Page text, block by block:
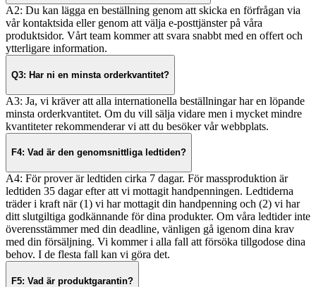
A2: Du kan lägga en beställning genom att skicka en förfrågan via
vår kontaktsida eller genom att välja e-posttjänster på våra
produktsidor. Vårt team kommer att svara snabbt med en offert och
ytterligare information.
Q3: Har ni en minsta orderkvantitet?
A3: Ja, vi kräver att alla internationella beställningar har en löpande
minsta orderkvantitet. Om du vill sälja vidare men i mycket mindre
kvantiteter rekommenderar vi att du besöker vår webbplats.
F4: Vad är den genomsnittliga ledtiden?
A4: För prover är ledtiden cirka 7 dagar. För massproduktion är
ledtiden 35 dagar efter att vi mottagit handpenningen. Ledtiderna
träder i kraft när (1) vi har mottagit din handpenning och (2) vi har
ditt slutgiltiga godkännande för dina produkter. Om våra ledtider inte
överensstämmer med din deadline, vänligen gå igenom dina krav
med din försäljning. Vi kommer i alla fall att försöka tillgodose dina
behov. I de flesta fall kan vi göra det.
F5: Vad är produktgarantin?